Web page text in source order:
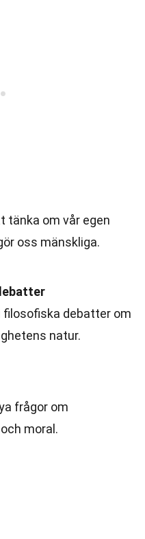
tänka om vår egen
oss mänskliga.
filosofiska debatter om
natur.
frågor om
moral.